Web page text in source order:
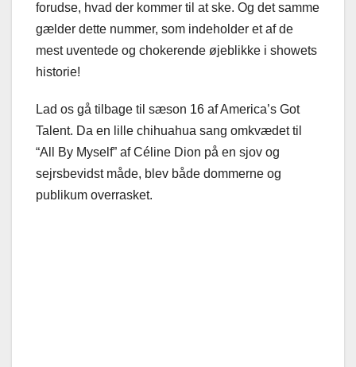
forudse, hvad der kommer til at ske. Og det samme
gælder dette nummer, som indeholder et af de
mest uventede og chokerende øjeblikke i showets
historie!
Lad os gå tilbage til sæson 16 af America’s Got
Talent. Da en lille chihuahua sang omkvædet til
“All By Myself” af Céline Dion på en sjov og
sejrsbevidst måde, blev både dommerne og
publikum overrasket.